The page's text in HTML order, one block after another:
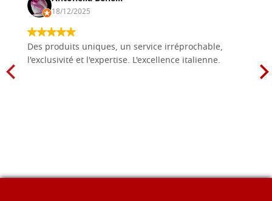
18/12/2025
Des produits uniques, un service irréprochable,
l'exclusivité et l'expertise. L'excellence italienne.